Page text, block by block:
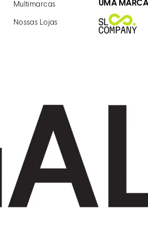
Multimarcas
Nossas Lojas
UMA